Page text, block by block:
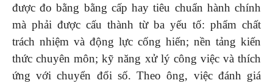
được đo bằng bằng cấp hay tiêu chuẩn hành chính
mà phải được cấu thành từ ba yếu tố: phẩm chất
trách nhiệm và động lực cống hiến; nền tảng kiến
thức chuyên môn; kỹ năng xử lý công việc và thích
ứng với chuyển đổi số. Theo ông, việc đánh giá